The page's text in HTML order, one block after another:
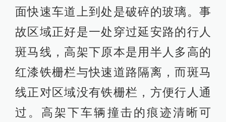
面快速车道上到处是破碎的玻璃。事
故区域正好是一处穿过延安路的行人
斑马线，高架下原本是用半人多高的
红漆铁栅栏与快速道路隔离，而斑马
线正对区域没有铁栅栏，方便行人通
过。高架下车辆撞击的痕迹清晰可